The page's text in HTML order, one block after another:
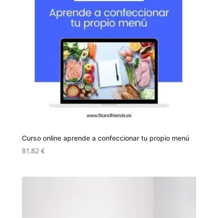
Curso online aprende a confeccionar tu propio menú
81,82 €